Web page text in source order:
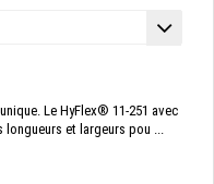
Le HyFlex® 11-251 avec
et largeurs pou ...